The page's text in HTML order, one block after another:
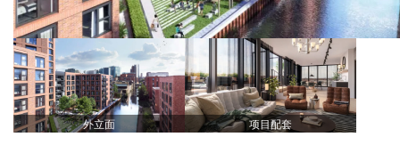
外立面 项目配套